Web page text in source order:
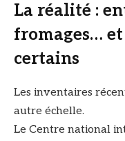
La réalité :
fromages…
certains
Les inventaires
autre échelle.
Le Centre national